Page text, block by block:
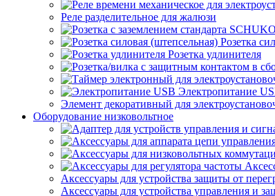
Реле разделительное для жалюзи
Розетка
Розетка удлинителя
Электропитание
Элемент декоративный для
Оборудование низковольтное
Аксессуары для устройства защиты от
Аксессуары для устройства управления и